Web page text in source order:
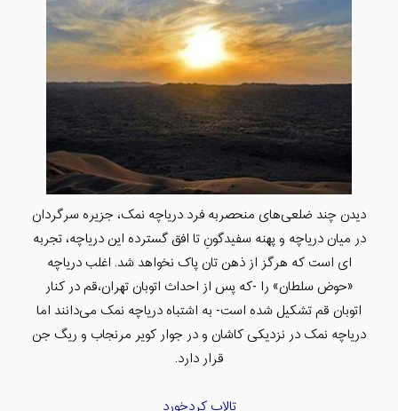
دیدن چند ضلعی‌های منحصربه فرد دریاچه نمک، جزیره سرگردان
در میان دریاچه و پهنه سفیدگونِ تا افق گسترده این دریاچه، تجربه
ای است که هرگز از ذهن تان پاک نخواهد شد. اغلب دریاچه
«حوض سلطان» را -که پس از احداث اتوبان تهران،قم در کنار
اتوبان قم تشکیل شده است- به اشتباه دریاچه نمک می‌دانند اما
دریاچه نمک در نزدیکی کاشان و در جوار کویر مرنجاب و ریگ جن
قرار دارد.